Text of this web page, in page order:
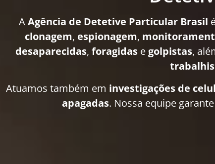
AAgência de Detetive Particular Brasil
clonagem, espionagem,
desaparecidas, foragidas e golpistas,
Atuamos também em investigações de
apagadas. Nossa equipe garante